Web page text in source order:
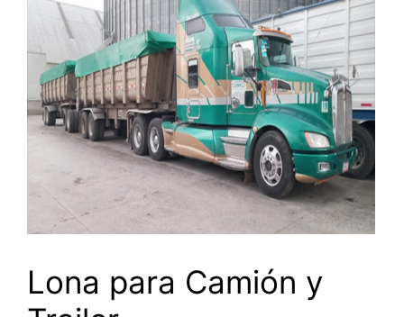
Lona para Camión y